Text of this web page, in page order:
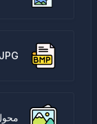
JPG إلى BMP